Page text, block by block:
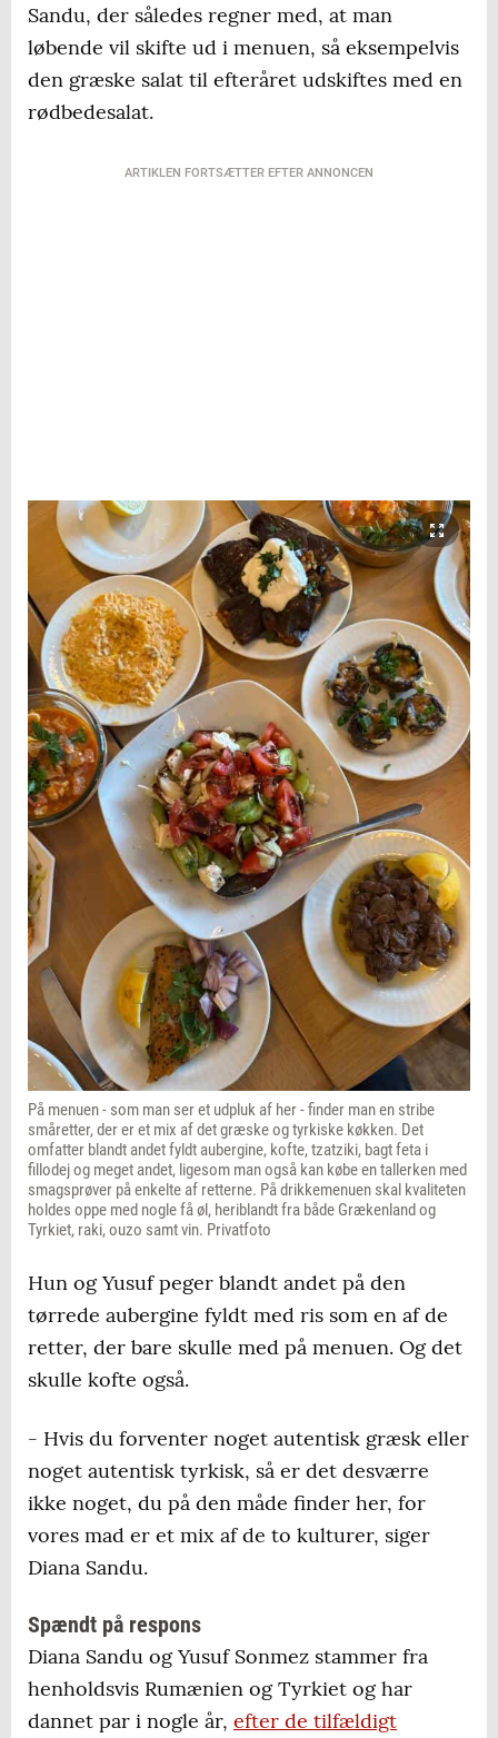
Sandu, der således regner med, at man
løbende vil skifte ud i menuen, så eksempelvis
den græske salat til efteråret udskiftes med en
rødbedesalat.
ARTIKLEN FORTSÆTTER EFTER ANNONCEN
På menuen - som man ser et udpluk af her - finder man en stribe
småretter, der er et mix af det græske og tyrkiske køkken. Det
omfatter blandt andet fyldt aubergine, kofte, tzatziki, bagt feta i
fillodej og meget andet, ligesom man også kan købe en tallerken med
smagsprøver på enkelte af retterne. På drikkemenuen skal kvaliteten
holdes oppe med nogle få øl, heriblandt fra både Grækenland og
Tyrkiet, raki, ouzo samt vin. Privatfoto
Hun og Yusuf peger blandt andet på den
tørrede aubergine fyldt med ris som en af de
retter, der bare skulle med på menuen. Og det
skulle kofte også.
- Hvis du forventer noget autentisk græsk eller
noget autentisk tyrkisk, så er det desværre
ikke noget, du på den måde finder her, for
vores mad er et mix af de to kulturer, siger
Diana Sandu.
Spændt på respons
Diana Sandu og Yusuf Sonmez stammer fra
henholdsvis Rumænien og Tyrkiet og har
dannet par i nogle år, efter de tilfældigt